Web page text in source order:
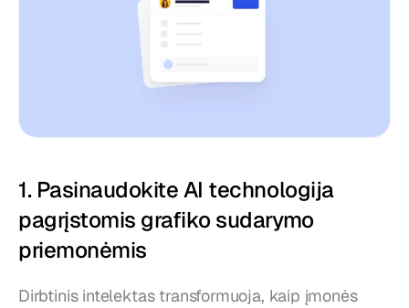
1. Pasinaudokite AI technologija
pagrįstomis grafiko sudarymo
priemonėmis
Dirbtinis intelektas transformuoja, kaip įmonės